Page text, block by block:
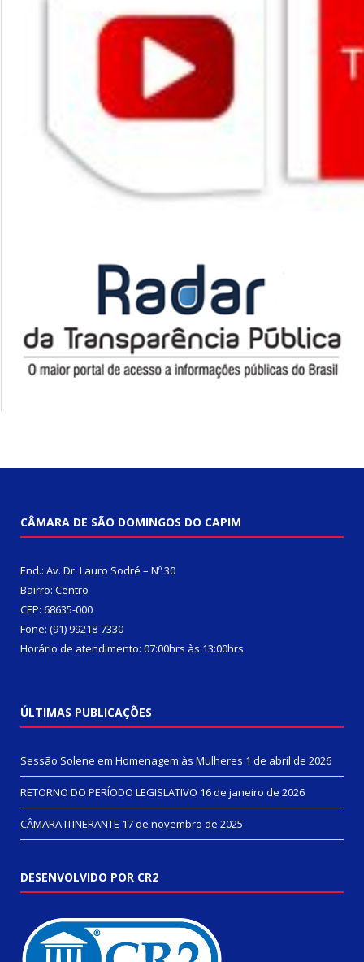
CÂMARA DE SÃO DOMINGOS DO CAPIM
End.: Av. Dr. Lauro Sodré – Nº 30
Bairro: Centro
CEP: 68635-000
Fone: (91) 99218-7330
Horário de atendimento: 07:00hrs às 13:00hrs
ÚLTIMAS PUBLICAÇÕES
Sessão Solene em Homenagem às Mulheres 1 de abril de 2026
RETORNO DO PERÍODO LEGISLATIVO 16 de janeiro de 2026
CÂMARA ITINERANTE 17 de novembro de 2025
DESENVOLVIDO POR CR2